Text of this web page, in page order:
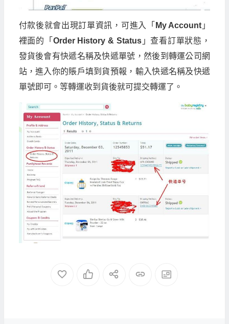
付款後就會出現訂單資訊，可進入「 My Account 」
裡面的「 Order History & Status」查看訂單狀態，
發貨後會有快遞名稱及快遞單號，然後到轉運公司網
站，進入你的賬戶填到貨預報，輸入快遞名稱及快遞
單號即可。等轉運收到貨後就可提交轉運了。